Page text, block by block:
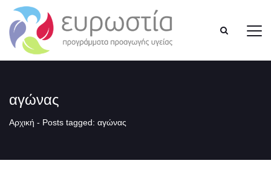
αγώνας
Αρχική - Posts tagged: αγώνας